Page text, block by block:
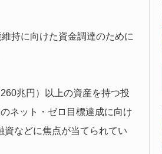
持に向けた資金調達のために
兆円）以上の資産を持つ投
ネット・ゼロ目標達成に向け
などに焦点が当てられてい